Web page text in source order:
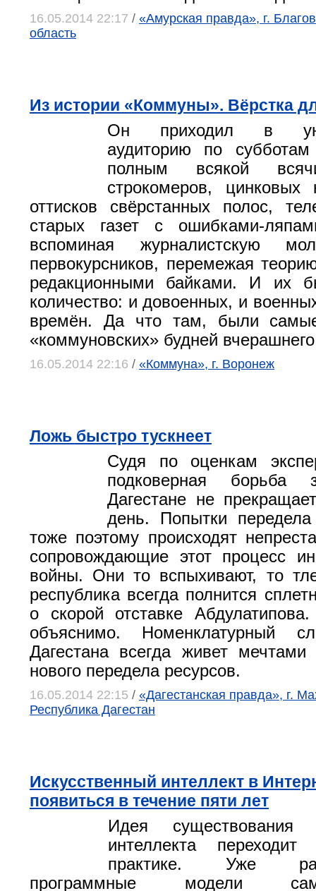
16.05.2014 22:17 / «Амурская правда», г.
область
Из истории «Коммуны». Вёрстка
Он приходил в
аудиторию по
полным всякой
строкомеров, цинковых
оттисков свёрстанных полос,
старых газет с ошибками-
вспоминая журналистскую
первокурсников, перемежая
редакционными байками. И их
количество: и довоенных, и
времён. Да что там, были
«коммуновских» будней
16.05.2014 22:16 / «Коммуна», г. Воронеж
Ложь быстро тускнеет
Судя по оценкам
подковерная
Дагестане не
день. Попытки
тоже поэтому происходят
сопровождающие этот процесс
войны. Они то вспыхивают, то
республика всегда полнится
о скорой отставке
объяснимо. Номенклатурный
Дагестана всегда живет
нового передела ресурсов.
16.05.2014 22:15 / «Дагестанская правда», г.
Республика Дагестан
Искусственный интеллект в
появиться в течение пяти лет
Идея существования
интеллекта
практике. Уже
программные модели